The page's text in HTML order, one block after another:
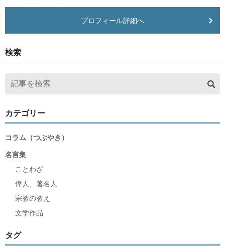
プロフィール詳細へ
検索
カテゴリー
コラム（つぶやき）
名言集
ことわざ
偉人、著名人
宗教の教え
文学作品
タグ